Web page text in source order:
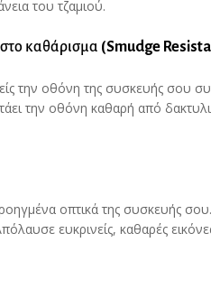
του τζαμιού.
καθάρισμα (Smudge
την οθόνη της συσκευής σου
την οθόνη καθαρή από
οπτικά της συσκευής
ευκρινείς, καθαρές